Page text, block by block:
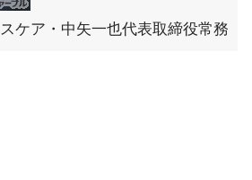
ケア・中矢一也代表取締役常務